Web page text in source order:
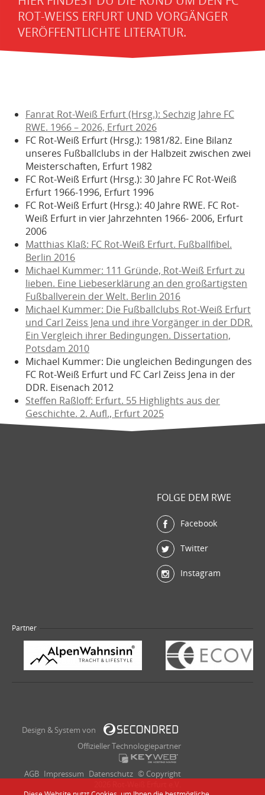
ROT-WEISS ERFURT UND VORGÄNGER V
ERÖFFENTLICHTE LITERATUR.
Fanrat Rot-Weiß Erfurt (Hrsg.): Sechzig Jahre FC
RWE. 1966 – 2026, Erfurt 2026
FC Rot-Weiß Erfurt (Hrsg.): 1981/82. Eine Bilanz
unseres Fußballclubs in der Halbzeit zwischen zwei
Meisterschaften, Erfurt 1982
FC Rot-Weiß Erfurt (Hrsg.): 30 Jahre FC Rot-Weiß
Erfurt 1966-1996, Erfurt 1996
FC Rot-Weiß Erfurt (Hrsg.): 40 Jahre RWE. FC Rot-
Weiß Erfurt in vier Jahrzehnten 1966- 2006, Erfurt
2006
Matthias Klaß: FC Rot-Weiß Erfurt. Fußballfibel.
Berlin 2016
Michael Kummer: 111 Gründe, Rot-Weiß Erfurt zu
lieben. Eine Liebeserklärung an den großartigsten
Fußballverein der Welt. Berlin 2016
Michael Kummer: Die Fußballclubs Rot-Weiß Erfurt
und Carl Zeiss Jena und ihre Vorgänger in der DDR.
Ein Vergleich ihrer Bedingungen. Dissertation,
Potsdam 2010
Michael Kummer: Die ungleichen Bedingungen des
FC Rot-Weiß Erfurt und FC Carl Zeiss Jena in der
DDR. Eisenach 2012
Steffen Raßloff: Erfurt. 55 Highlights aus der
Geschichte. 2. Aufl., Erfurt 2025
FOLGE DEM RWE
Facebook
Twitter
Instagram
Partner
Design & System von
Offizieller Technologiepartner
AGB Impressum Datenschutz © Copyright